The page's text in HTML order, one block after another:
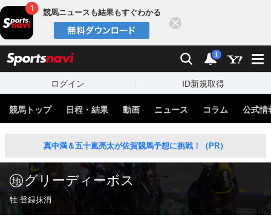
競馬ニュースも結果もすぐわかる
検索 通知
i
ログイン ID新規取得
競馬トップ 日程・結果 動画 ニュース コラム 公式情
真中満＆五十嵐亮太が佐賀競馬予想に挑戦！（PR）
グリーディーボス
牡 登録抹消